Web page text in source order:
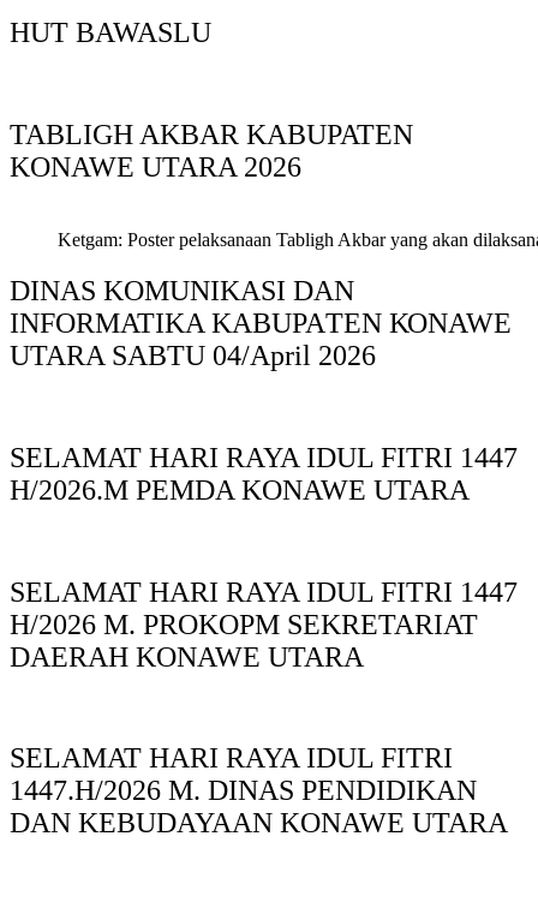
HUT BAWASLU
TABLIGH AKBAR KABUPATEN
KONAWE UTARA 2026
Ketgam: Poster pelaksanaan Tabligh Akbar yang akan
DINAS KOMUNIKASI DAN
INFORMATIKA KABUPAΤΕΝ ΚΟNAWE
UTARA SABTU 04/April 2026
SELAMAT HARI RAYA IDUL FITRI 1447
H/2026.M PEMDA KONAWE UTARA
SELAMAT HARI RAYA IDUL FITRI 1447
H/2026 M. PROKOPM SEKRETARIAT
DAERAH KONAWE UTARA
SELAMAT HARI RAYA IDUL FITRI
1447.H/2026 M. DINAS PENDIDIKAN
DAN KEBUDAYAAN KONAWE UTARA